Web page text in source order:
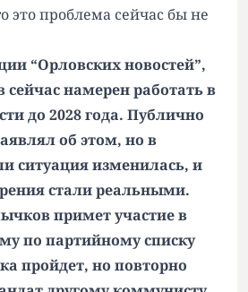
это проблема сейчас бы не
“Орловских новостей”,
намерен работать в
до 2028 года. Публично
об этом, но в
ситуация изменилась, и
стали реальными.
примет участие в
по партийному списку
пройдет, но повторно